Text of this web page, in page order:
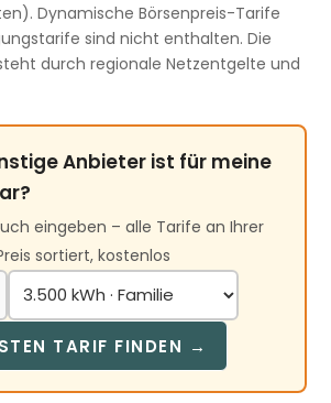
Dynamische Börsenpreis-Tarife
sind nicht enthalten. Die
durch regionale Netzentgelte und
Anbieter ist für meine
eingeben – alle Tarife an Ihrer
sortiert, kostenlos
TARIF FINDEN →